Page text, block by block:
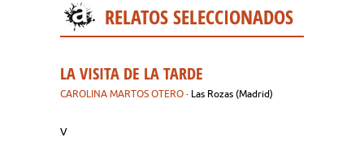
RELATOS SELECCIONADOS
LA VISITA DE LA TARDE
CAROLINA MARTOS OTERO · Las Rozas (Madrid)
V